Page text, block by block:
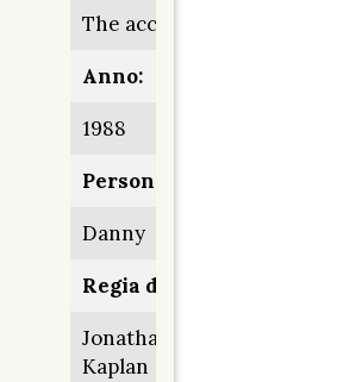
The accused
Anno:
1988
Personaggio:
Danny
Regia di:
Jonathan
Kaplan